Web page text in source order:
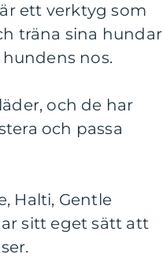
ett verktyg som
träna sina hundar
nos.
och de har
och passa
Halti, Gentle
sitt eget sätt att